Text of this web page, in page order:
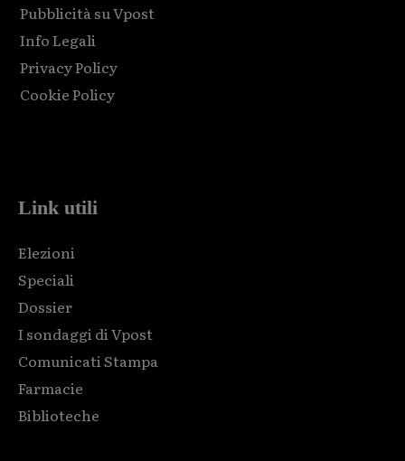
Pubblicità su Vpost
Info Legali
Privacy Policy
Cookie Policy
Link utili
Elezioni
Speciali
Dossier
I sondaggi di Vpost
Comunicati Stampa
Farmacie
Biblioteche